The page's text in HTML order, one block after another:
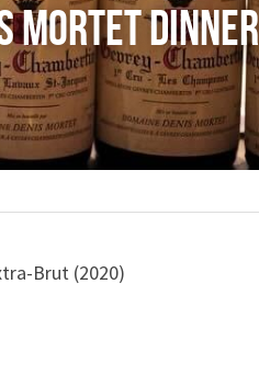
Mortet dinner
Brut (2020)